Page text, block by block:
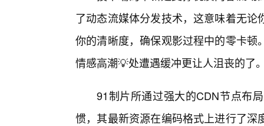
了动态流媒体分发技术，这意味着无
你的清晰度，确保观影过程中的零卡
情感高潮💡处遭遇缓冲更让人沮丧的了
91制片所通过强大的CDN节点布
惯，其最新资源在编码格式上进行了